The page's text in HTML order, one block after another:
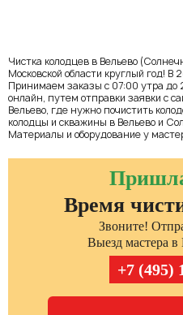
Чистка колодцев в Вельево
Московской области круглый год!
Принимаем заказы с 07:00 утра до
онлайн, путем отправки заявки с
Вельево, где нужно почистить
колодцы и скважины в Вельево и
Материалы и оборудование у
Время
Звоните!
Выезд мастера в
+7 (495)